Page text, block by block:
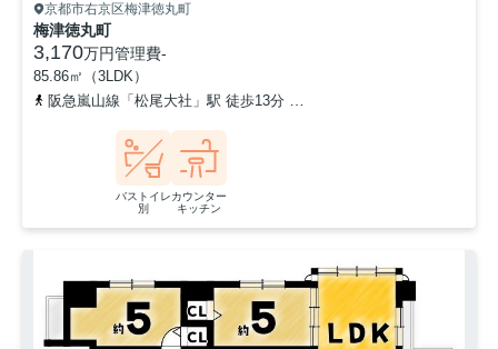
京都市右京区梅津徳丸町
梅津徳丸町
3,170万円管理費-
85.86㎡（3LDK）
阪急嵐山線「松尾大社」駅 徒歩13分
バストイレ
別
カウンター
キッチン